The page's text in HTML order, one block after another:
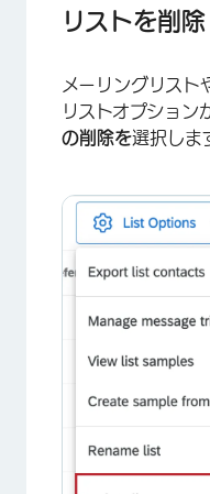
リストを削除
メーリングリスト
リストオプション
の削除を選択しま